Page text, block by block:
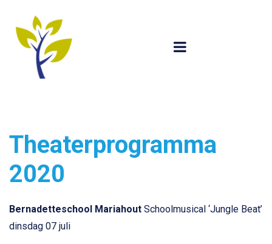
Theaterprogramma
2020
Bernadetteschool Mariahout Schoolmusical ‘Jungle Beat’
dinsdag 07 juli